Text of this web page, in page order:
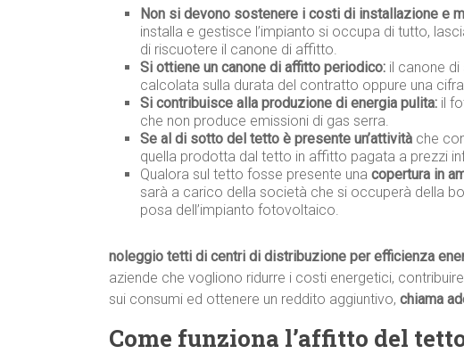
Non si devono sostenere i costi di installazione e
installa e gestisce l’impianto si occupa di tutto,
di riscuotere il canone di affitto.
Si ottiene un canone di affitto periodico: il canone
calcolata sulla durata del contratto oppure una
Si contribuisce alla produzione di energia pulita: il
che non produce emissioni di gas serra.
Se al di sotto del tetto è presente un’attività che
quella prodotta dal tetto in affitto pagata a prezzi
Qualora sul tetto fosse presente una copertura in
sarà a carico della società che si occuperà della
posa dell’impianto fotovoltaico.
noleggio tetti di centri di distribuzione per efficienza
aziende che vogliono ridurre i costi energetici,
sui consumi ed ottenere un reddito aggiuntivo, chiama
Come funziona l’affitto del